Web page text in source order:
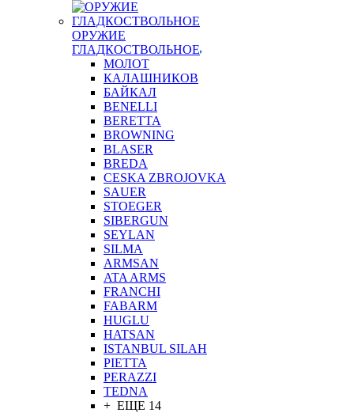
ОРУЖИЕ
ГЛАДКОСТВОЛЬНОЕ
МОЛОТ
КАЛАШНИКОВ
БАЙКАЛ
BENELLI
BERETTA
BROWNING
BLASER
BREDA
CESKA ZBROJOVKA
SAUER
STOEGER
SIBERGUN
SEYLAN
SILMA
ARMSAN
ATA ARMS
FRANCHI
FABARM
HUGLU
HATSAN
ISTANBUL SILAH
PIETTA
PERAZZI
TEDNA
+ ЕЩЕ 14